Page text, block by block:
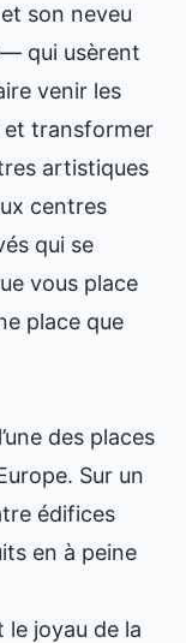
son neveu
qui usèrent
venir les
et transformer
artistiques
centres
qui se
vous place
place que
des places
Sur un
édifices
en à peine
le joyau de la